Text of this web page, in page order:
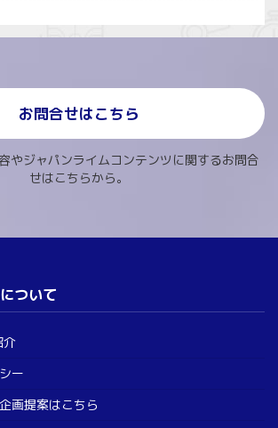
お問合せはこちら
やジャパンライムコンテンツに関するお問合
せはこちらから。
ついて
介
ー
画提案はこちら